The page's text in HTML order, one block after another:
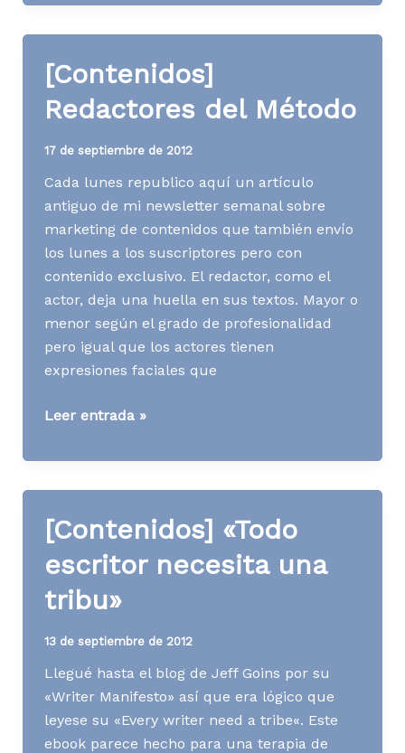
que
sus
textos
[Contenidos]
Redactores del Método
17 de septiembre de 2012
Cada lunes republico aquí un artículo
antiguo de mi newsletter semanal sobre
marketing de contenidos que también envío
los lunes a los suscriptores pero con
contenido exclusivo. El redactor, como el
actor, deja una huella en sus textos. Mayor o
menor según el grado de profesionalidad
pero igual que los actores tienen
expresiones faciales que
[Contenidos]
del
Leer entrada »
[Contenidos] «Todo
escritor necesita una
tribu»
13 de septiembre de 2012
Llegué hasta el blog de Jeff Goins por su
«Writer Manifesto» así que era lógico que
leyese su «Every writer need a tribe«. Este
ebook parece hecho para una terapia de